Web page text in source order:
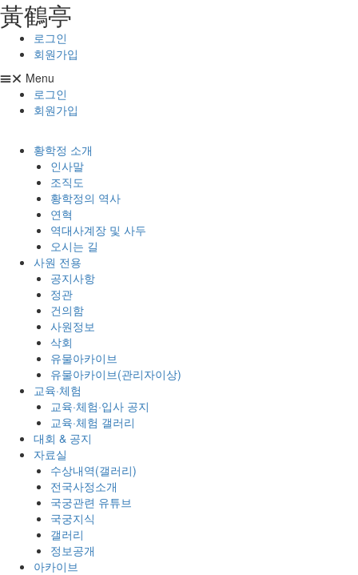
콘텐츠로
건너뛰기
⿈鶴亭
로그인
회원가입
Menu
로그인
회원가입
황학정 소개
인사말
조직도
황학정의 역사
연혁
역대사계장 및 사두
오시는 길
사원 전용
공지사항
정관
건의함
사원정보
삭회
유물아카이브
유물아카이브(관리자이상)
교육·체험
교육·체험·입사 공지
교육·체험 갤러리
대회 & 공지
자료실
수상내역(갤러리)
전국사정소개
국궁관련 유튜브
국궁지식
갤러리
정보공개
아카이브